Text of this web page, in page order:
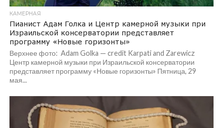
КАМЕРНАЯ
Пианист Адам Голка и Центр камерной музыки при
Израильской консерватории представляет
программу «Новые горизонты»
Верхнее фото: Adam Golka — credit Karpati and Zarewicz
Центр камерной музыки при Израильской консерватории
представляет программу «Новые горизонты» Пятница, 29
мая...